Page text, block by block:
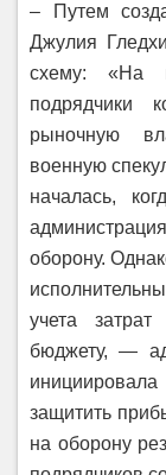
– Путем
Джулия
схему: «На
подрядчики
рыночную
военную
началась,
оборону.
учета
бюджету, —
защитить
на оборону